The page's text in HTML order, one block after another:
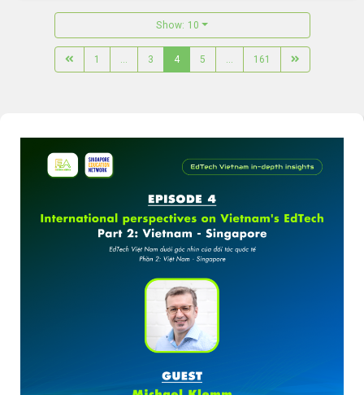
Show: 10
1 ... 3 4 5 ... 161